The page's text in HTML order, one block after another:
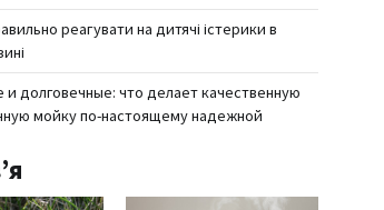
реагувати на дитячі істерики в
и долговечные: что делает качественную
мойку по-настоящему надежной